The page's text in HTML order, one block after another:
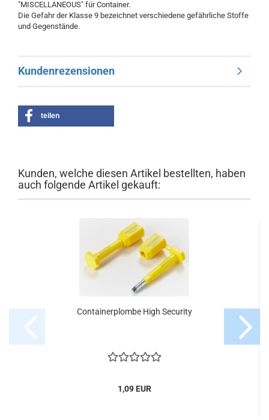
"MISCELLANEOUS" für Container.
Die Gefahr der Klasse 9 bezeichnet verschiedene gefährliche Stoffe
und Gegenstände.
Kundenrezensionen
teilen
Kunden, welche diesen Artikel bestellten, haben
auch folgende Artikel gekauft:
Containerplombe High Security
1,09 EUR